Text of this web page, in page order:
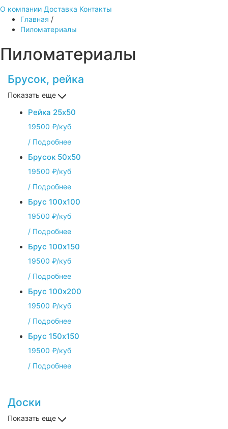
О компании Доставка Контакты
Главная /
Пиломатериалы
Пиломатериалы
Брусок, рейка
Показать еще
Рейка 25х50
19500 ₽/куб
/ Подробнее
Брусок 50х50
19500 ₽/куб
/ Подробнее
Брус 100х100
19500 ₽/куб
/ Подробнее
Брус 100х150
19500 ₽/куб
/ Подробнее
Брус 100х200
19500 ₽/куб
/ Подробнее
Брус 150х150
19500 ₽/куб
/ Подробнее
Доски
Показать еще